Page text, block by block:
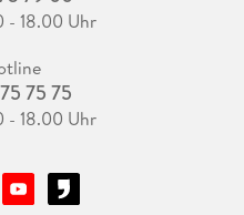
- 18.00 Uhr
75 75
- 18.00 Uhr